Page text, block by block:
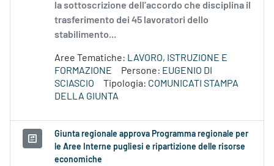
la sottoscrizione dell’accordo che disciplina il
trasferimento dei 45 lavoratori dello
stabilimento...
Aree Tematiche: LAVORO, ISTRUZIONE E
FORMAZIONE
Persone: EUGENIO DI
SCIASCIO
Tipologia: COMUNICATI STAMPA
DELLA GIUNTA
Giunta regionale approva Programma regionale per
le Aree Interne pugliesi e ripartizione delle risorse
economiche